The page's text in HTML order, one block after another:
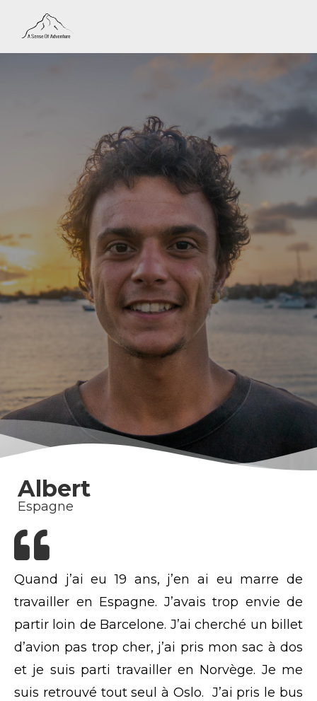
Albert
Espagne
Quand j’ai eu 19 ans, j’en ai eu marre de
travailler en Espagne. J’avais trop envie de
partir loin de Barcelone. J’ai cherché un billet
d’avion pas trop cher, j’ai pris mon sac à dos
et je suis parti travailler en Norvège. Je me
suis retrouvé tout seul à Oslo. J’ai pris le bus